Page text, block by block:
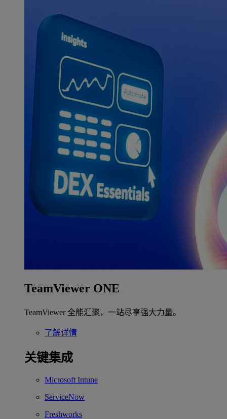
TeamViewer ONE
TeamViewer 全能汇聚，一站尽享强大力量。
了解详情
关键集成
Microsoft Intune
ServiceNow
Freshworks